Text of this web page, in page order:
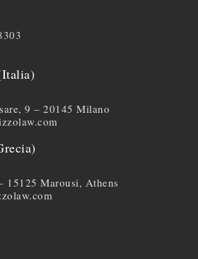
9 – 20145 Milano
15125 Marousi, Athens